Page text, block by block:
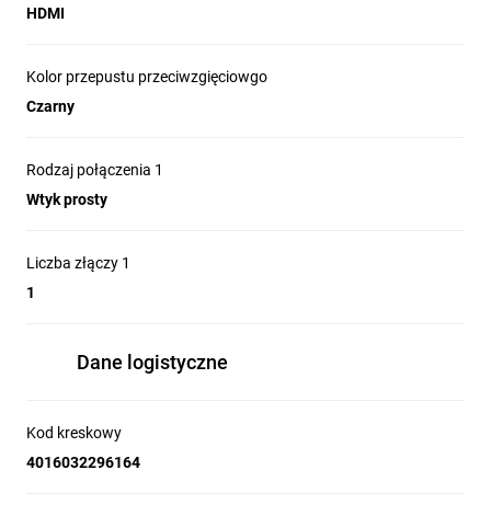
HDMI
Kolor przepustu przeciwzgięciowgo
Czarny
Rodzaj połączenia 1
Wtyk prosty
Liczba złączy 1
1
Dane logistyczne
Kod kreskowy
4016032296164